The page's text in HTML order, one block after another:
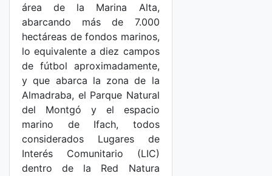
área de la Marina Alta,
abarcando más de 7.000
hectáreas de fondos marinos,
lo equivalente a diez campos
de fútbol aproximadamente,
y que abarca la zona de la
Almadraba, el Parque Natural
del Montgó y el espacio
marino de Ifach, todos
considerados Lugares de
Interés Comunitario (LIC)
dentro de la Red Natura